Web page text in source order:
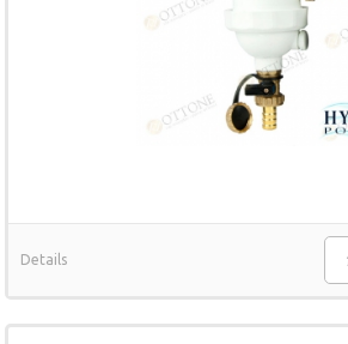
Details